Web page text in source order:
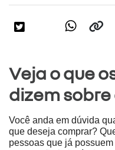
Veja o que
dizem sobre
Você anda em dúvida
que deseja comprar?
pessoas que já